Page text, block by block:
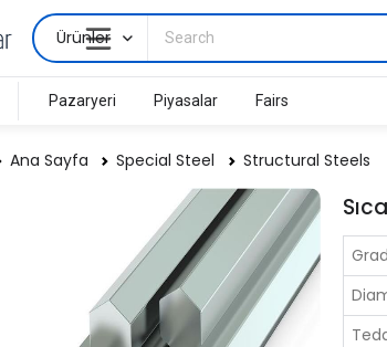
Ürünler
Pazaryeri Piyasalar Fairs
Ana Sayfa Special Steel Structural Steels